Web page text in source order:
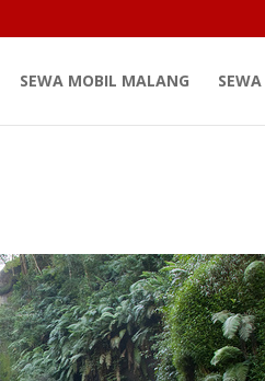
SEWA MOBIL MALANG